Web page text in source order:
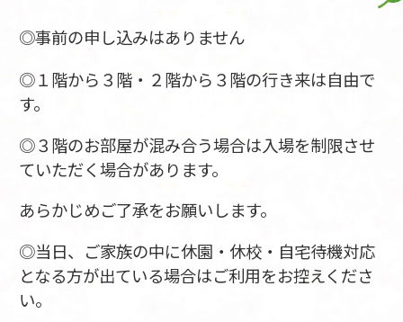
◎事前の申し込みはありません
◎１階から３階・２階から３階の行き来は自由で
す。
◎３階のお部屋が混み合う場合は入場を制限させ
ていただく場合があります。
あらかじめご了承をお願いします。
◎当日、ご家族の中に休園・休校・自宅待機対応
となる方が出ている場合はご利用をお控えくださ
い。